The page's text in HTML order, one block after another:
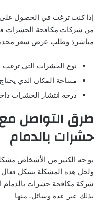
إذا كنت ترغب في الحصول على
من شركات مكافحة الحشرات
مباشرة وطلب عرض سعر محدد
نوع الحشرات التي ترغب
مساحة المكان الذي
درجة انتشار الحشرات
طرق التواصل
حشرات بالدمام
يواجه الكثير من الأشخاص
ولحل هذه المشكلة بشكل فعال
شركة مكافحة حشرات بالدمام
بذلك عبر عدة وسائل، منها: